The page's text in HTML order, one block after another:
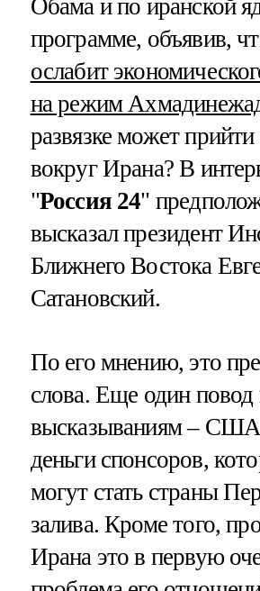
Обама и по иранской
программе, объявив,
ослабит
на режим
развязке может прийти
вокруг Ирана? В
"Россия 24"
высказал президент
Ближнего Востока
Сатановский.
По его мнению, это
слова. Еще один повод
высказываниям –
деньги спонсоров,
могут стать страны
залива. Кроме того,
Ирана это в первую